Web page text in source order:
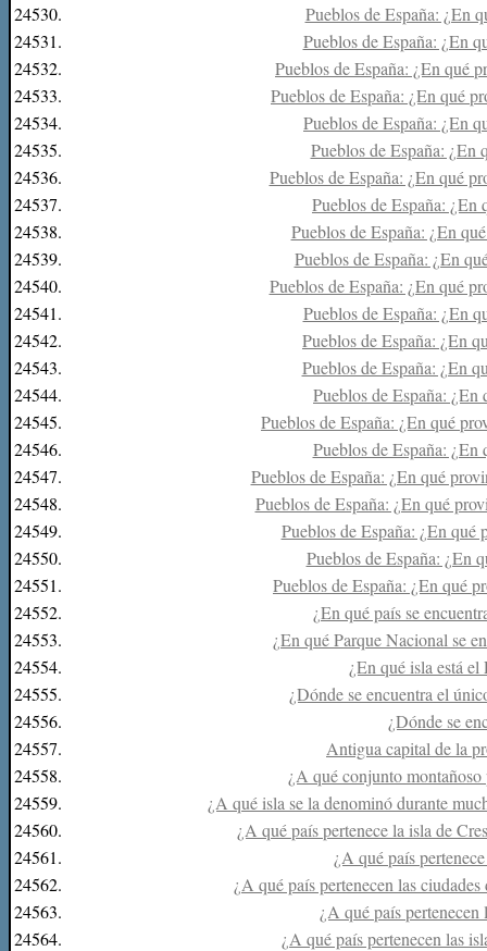
24530.
Pueblos de España: ¿En
24531.
Pueblos de España: ¿En
24532.
Pueblos de España: ¿En qué
24533.
Pueblos de España: ¿En qué
24534.
Pueblos de España: ¿En
24535.
Pueblos de España: ¿En
24536.
Pueblos de España: ¿En qué
24537.
Pueblos de España: ¿En
24538.
Pueblos de España: ¿En
24539.
Pueblos de España: ¿En
24540.
Pueblos de España: ¿En qué
24541.
Pueblos de España: ¿En
24542.
Pueblos de España: ¿En
24543.
Pueblos de España: ¿En
24544.
Pueblos de España: ¿En
24545.
Pueblos de España: ¿En qué
24546.
Pueblos de España: ¿En
24547.
Pueblos de España: ¿En qué
24548.
Pueblos de España: ¿En qué
24549.
Pueblos de España: ¿En
24550.
Pueblos de España: ¿En
24551.
Pueblos de España: ¿En qué
24552.
¿En qué país se
24553.
¿En qué Parque Nacional se
24554.
¿En qué isla está
24555.
¿Dónde se encuentra el
24556.
¿Dónde se
24557.
Antigua capital de la
24558.
¿A qué conjunto
24559.
¿A qué isla se la denominó durante
24560.
¿A qué país pertenece la isla de
24561.
¿A qué país
24562.
¿A qué país pertenecen las
24563.
¿A qué país
24564.
¿A qué país pertenecen las